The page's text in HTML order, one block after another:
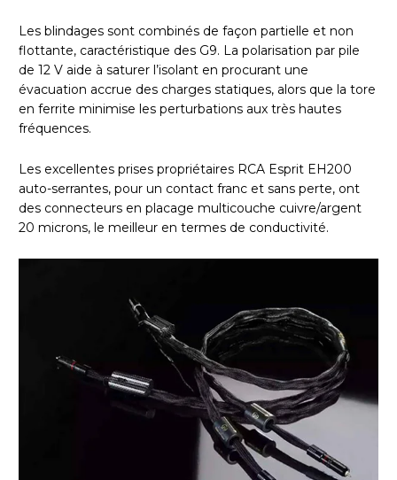
Les blindages sont combinés de façon partielle et non
flottante, caractéristique des G9. La polarisation par pile
de 12 V aide à saturer l’isolant en procurant une
évacuation accrue des charges statiques, alors que la tore
en ferrite minimise les perturbations aux très hautes
fréquences.
Les excellentes prises propriétaires RCA Esprit EH200
auto-serrantes, pour un contact franc et sans perte, ont
des connecteurs en placage multicouche cuivre/argent
20 microns, le meilleur en termes de conductivité.